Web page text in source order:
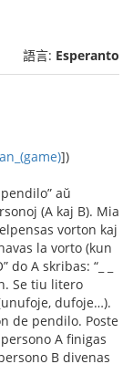
語言: Esperanto
])
aŭ
(A kaj B). Mia
vorton kaj
la vorto (kun
A skribas: “_ _
Se tiu litero
dufoje…).
de pendilo. Poste
A finigas
B divenas